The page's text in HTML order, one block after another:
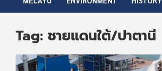
Tag: ชายแดนใต้/ปาตานี